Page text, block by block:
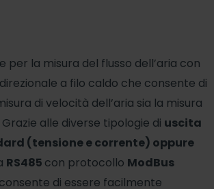
per la misura del flusso dell’aria con
a filo caldo che consente di
di velocità dell’aria sia la misura
alle diverse tipologie di uscita
(tensione e corrente) oppure
RS485 con protocollo ModBus
di essere facilmente